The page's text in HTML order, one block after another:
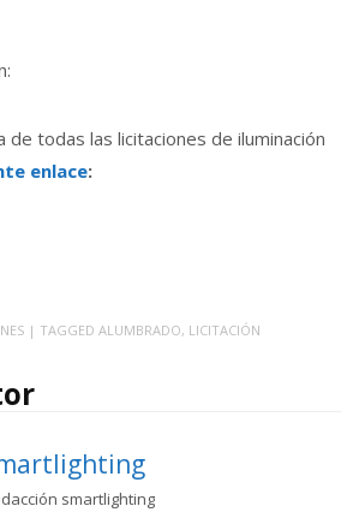
de todas las licitaciones de iluminación
enlace:
| TAGGED ALUMBRADO, LICITACIÓN
smartlighting